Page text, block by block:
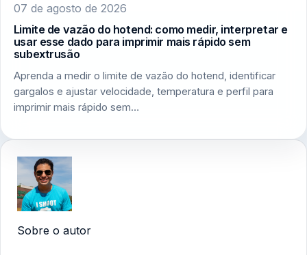
07 de agosto de 2026
Limite de vazão do hotend: como medir, interpretar e
usar esse dado para imprimir mais rápido sem
subextrusão
Aprenda a medir o limite de vazão do hotend, identificar
gargalos e ajustar velocidade, temperatura e perfil para
imprimir mais rápido sem…
Sobre o autor